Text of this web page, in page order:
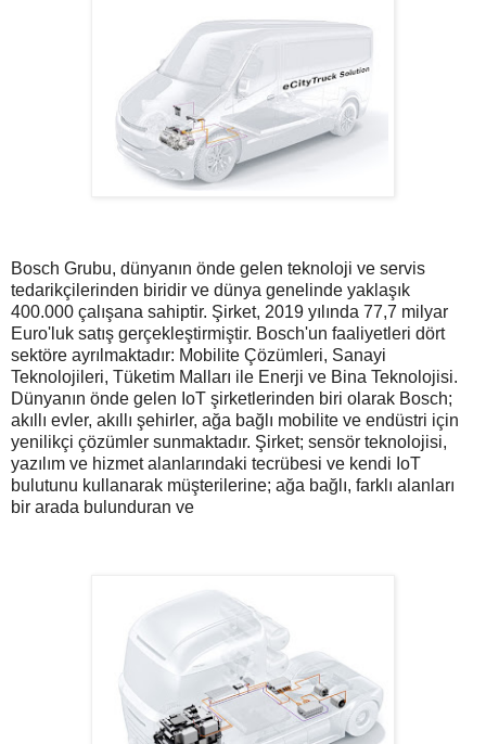
Bosch Grubu, dünyanın önde gelen teknoloji ve servis
tedarikçilerinden biridir ve dünya genelinde yaklaşık
400.000 çalışana sahiptir. Şirket, 2019 yılında 77,7 milyar
Euro'luk satış gerçekleştirmiştir. Bosch'un faaliyetleri dört
sektöre ayrılmaktadır: Mobilite Çözümleri, Sanayi
Teknolojileri, Tüketim Malları ile Enerji ve Bina Teknolojisi.
Dünyanın önde gelen IoT şirketlerinden biri olarak Bosch;
akıllı evler, akıllı şehirler, ağa bağlı mobilite ve endüstri için
yenilikçi çözümler sunmaktadır. Şirket; sensör teknolojisi,
yazılım ve hizmet alanlarındaki tecrübesi ve kendi IoT
bulutunu kullanarak müşterilerine; ağa bağlı, farklı alanları
bir arada bulunduran ve